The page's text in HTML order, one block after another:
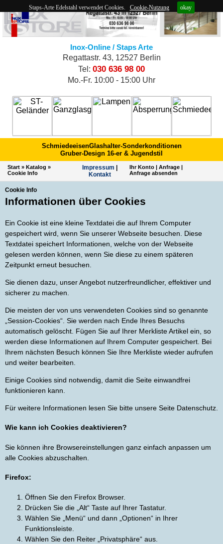
Staps-Arte Edelstahl verwendet Cookies. Cookie-Nutzung okay
Inox-Online / Staps Arte
Regattastr. 43, 12527 Berlin
Tel: 030 636 98 00
Mo.-Fr. 10:00 - 15:00 Uhr
SchmiedeeisenGlashalter-Sonderkonditionen
Gruber-Design 16-er & Jugendstil
Start » Katalog »
Cookie Info
Impres­sum
Kontakt
Ihr Konto |Anfrage |
Anfrage absenden
Cookie Info
Informationen über Cookies
Ein Cookie ist eine kleine Textdatei die auf Ihrem Computer
gespeichert wird, wenn Sie unserer Webseite besuchen. Diese
Textdatei speichert Informationen, welche von der Webseite
gelesen werden können, wenn Sie diese zu einem späteren
Zeitpunkt erneut besuchen.
Sie dienen dazu, unser Angebot nutzerfreundlicher, effektiver und
sicherer zu machen.
Die meisten der von uns verwendeten Cookies sind so genannte
„Session-Cookies“. Sie werden nach Ende Ihres Besuchs
automatisch gelöscht. Fügen Sie auf Ihrer Merkliste Artikel ein, so
werden diese Informationen auf Ihrem Computer gespeichert. Bei
Ihrem nächsten Besuch können Sie Ihre Merkliste wieder aufrufen
und weiter bearbeiten.
Einige Cookies sind notwendig, damit die Seite einwandfrei
funktionieren kann.
Für weitere Informationen lesen Sie bitte unsere Seite Datenschutz.
Wie kann ich Cookies deaktivieren?
Sie können ihre Browsereinstellungen ganz einfach anpassen um
alle Cookies abzuschalten.
Firefox:
Öffnen Sie den Firefox Browser.
Drücken Sie die „Alt“ Taste auf Ihrer Tastatur.
Wählen Sie „Menü“ und dann „Optionen“ in Ihrer
Funktionsleiste.
Wählen Sie den Reiter „Privatsphäre“ aus.